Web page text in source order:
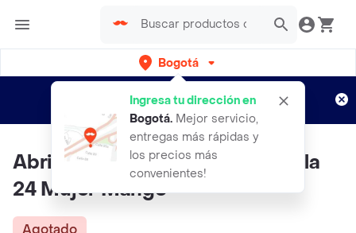
Bogotá
Ingresa tu dirección en
Bogotá. Mejor servicio,
entregas más rápidas y
los precios más
convenientes!
envíos gratis por semanas
Aplican TyC
Abrigo Trench Angela Khaki Talla
24 Mujer Mango
Agotado